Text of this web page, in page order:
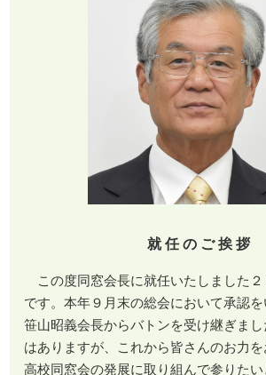
就 任 の ご 挨 拶
この度同窓会長に就任いたしました
です。本年９月末の総会において承認
笹山昭義会長からバトンを受け継ぎま
はありますが、これから皆さんのお力
高校同窓会の発展に取り組んで参りた